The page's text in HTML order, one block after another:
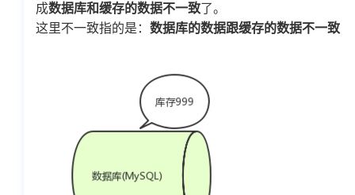
成数据库和缓存的数据不一致了。
这里不一致指的是： 数据库的数据跟缓存的数据不一致